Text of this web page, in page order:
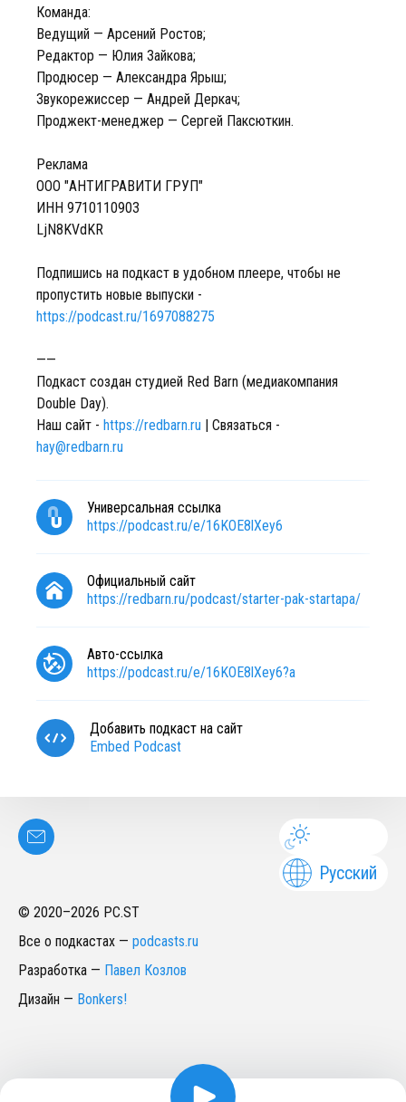
Команда:
Ведущий — Арсений Ростов;
Редактор — Юлия Зайкова;
Продюсер — Александра Ярыш;
Звукорежиссер — Андрей Деркач;
Проджект-менеджер — Сергей Паксюткин.
Реклама
ООО "АНТИГРАВИТИ ГРУП"
ИНН 9710110903
LjN8KVdKR
Подпишись на подкаст в удобном плеере, чтобы не
пропустить новые выпуски -
https://podcast.ru/1697088275
——
Подкаст создан студией Red Barn (медиакомпания
Double Day).
Наш сайт - https://redbarn.ru | Связаться -
hay@redbarn.ru
Универсальная ссылка
https://podcast.ru/e/16KOE8lXey6
Официальный сайт
https://redbarn.ru/podcast/starter-pak-startapa/
Авто-ссылка
https://podcast.ru/e/16KOE8lXey6?a
Добавить подкаст на сайт
Embed Podcast
Русский
© 2020–2026 PC.ST
Все о подкастах — podcasts.ru
Разработка — Павел Козлов
Дизайн — Bonkers!